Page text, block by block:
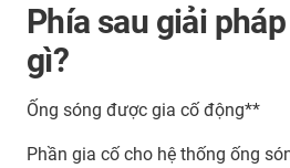
Phía sau giải
gì?
Ống sóng được gia cố động**
Phần gia cố cho hệ thống ống